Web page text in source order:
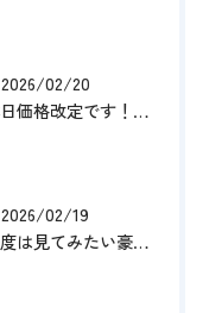
2026/02/20
本日価格改定です！！このチャンスお見逃しなく！！！
2026/02/19
一度は見てみたい豪邸！！内覧受付中です～☆